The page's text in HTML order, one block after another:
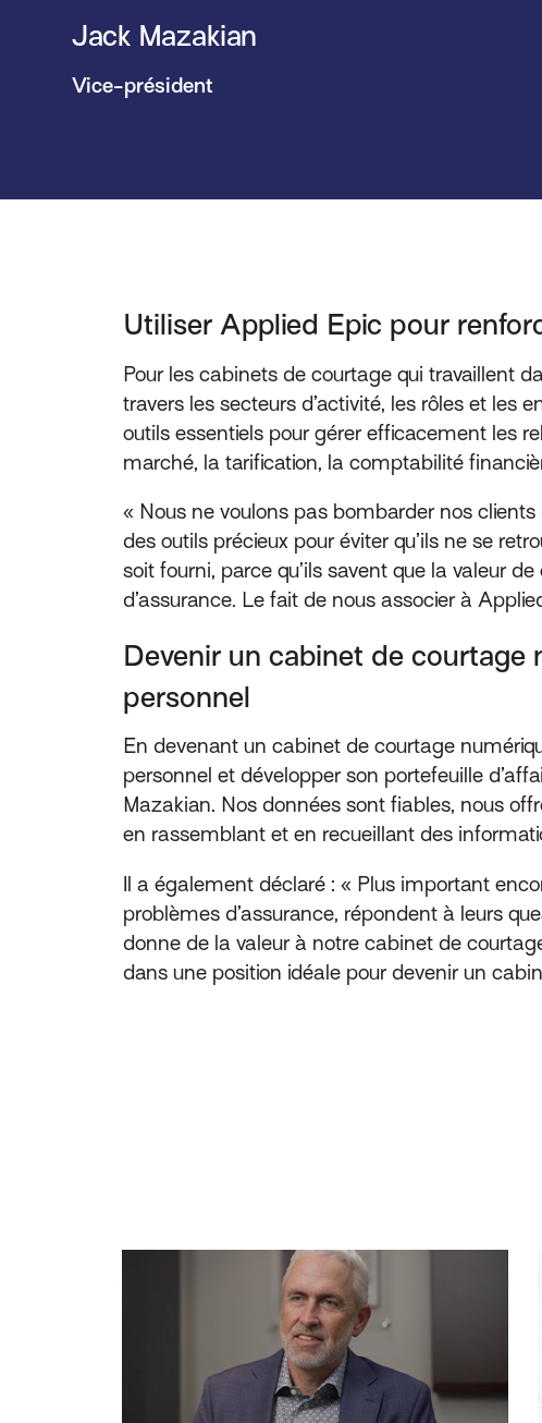
Jack Mazakian
Vice-président
Utiliser Applied Epic pour
Pour les cabinets de courtage qui travaillent
travers les secteurs d’activité, les rôles et
outils essentiels pour gérer efficacement les
marché, la tarification, la comptabilité
« Nous ne voulons pas bombarder nos
des outils précieux pour éviter qu’ils ne se
soit fourni, parce qu’ils savent que la valeur
d’assurance. Le fait de nous associer à
Devenir un cabinet de courtage
personnel
En devenant un cabinet de courtage
personnel et développer son portefeuille
Mazakian. Nos données sont fiables, nous
en rassemblant et en recueillant des
Il a également déclaré : « Plus important
problèmes d’assurance, répondent à leurs
donne de la valeur à notre cabinet de
dans une position idéale pour devenir un